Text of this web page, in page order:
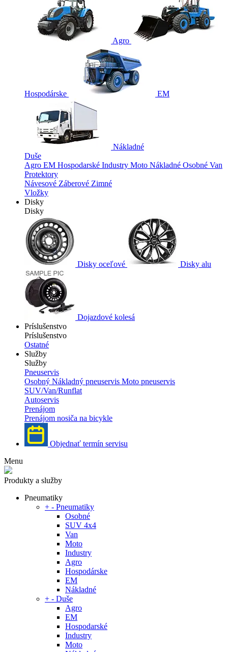
Agro
Hospodárske EM
Nákladné
Duše
Agro EM Hospodarské Industry Moto Nákladné Osobné Van
Protektory
Návesové Záberové Zimné
Vložky
Disky
Disky
Disky oceľové Disky alu
Dojazdové kolesá
Príslušenstvo
Príslušenstvo
Ostatné
Služby
Služby
Pneuservis
Osobný Nákladný pneuservis Moto pneuservis
SUV/Van/Runflat
Autoservis
Prenájom
Prenájom nosiča na bicykle
Objednať termín servisu
Menu
Produkty a služby
Pneumatiky
+ - Pneumatiky
Osobné
SUV 4x4
Van
Moto
Industry
Agro
Hospodárske
EM
Nákladné
+ - Duše
Agro
EM
Hospodarské
Industry
Moto